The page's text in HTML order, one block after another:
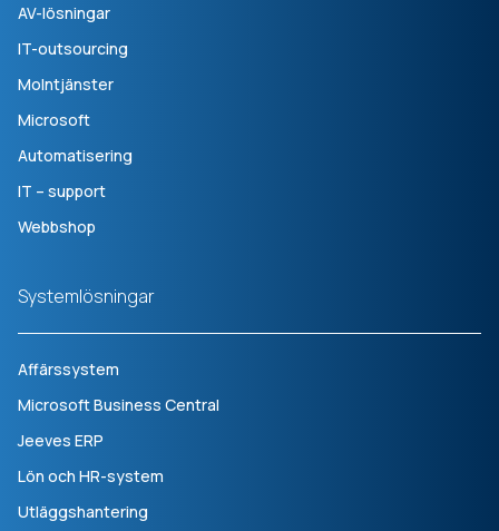
AV-lösningar
IT-outsourcing
Molntjänster
Microsoft
Automatisering
IT – support
Webbshop
Systemlösningar
Affärssystem
Microsoft Business Central
Jeeves ERP
Lön och HR-system
Utläggshantering